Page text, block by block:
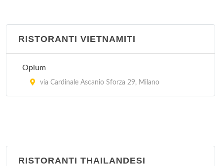
RISTORANTI VIETNAMITI
Opium
via Cardinale Ascanio Sforza 29, Milano
RISTORANTI THAILANDESI